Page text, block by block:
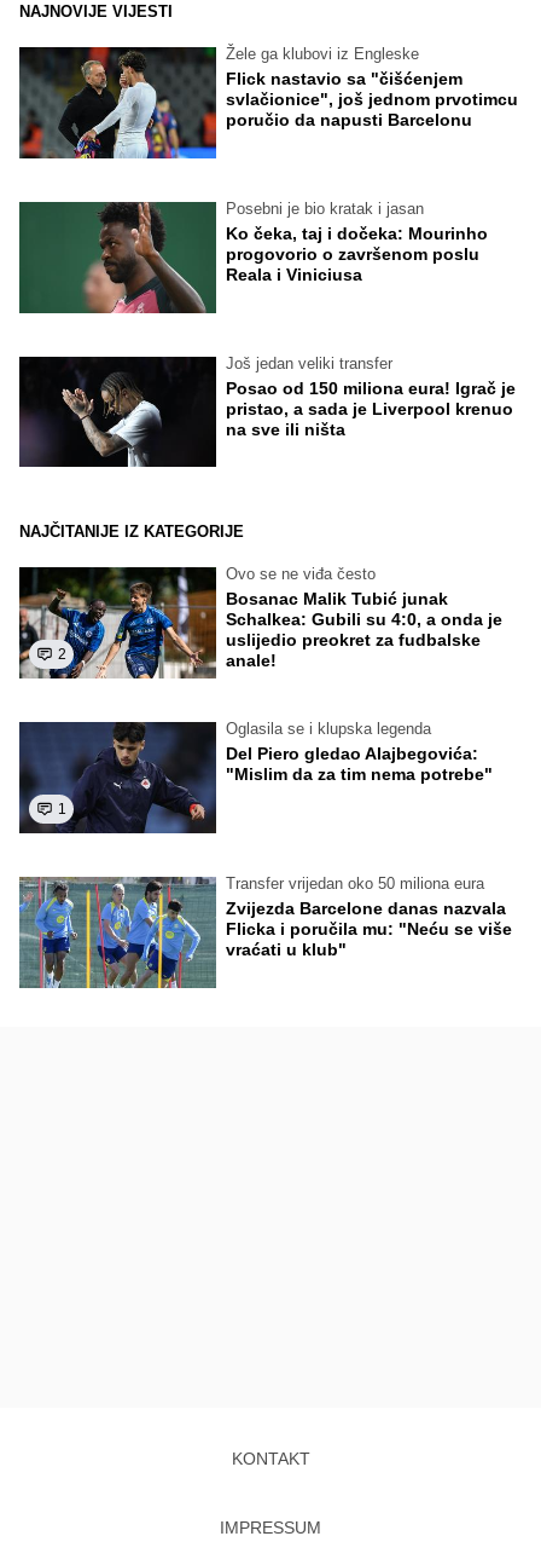
NAJNOVIJE VIJESTI
Žele ga klubovi iz Engleske
Flick nastavio sa "čišćenjem
svlačionice", još jednom prvotimcu
poručio da napusti Barcelonu
Posebni je bio kratak i jasan
Ko čeka, taj i dočeka: Mourinho
progovorio o završenom poslu
Reala i Viniciusa
Još jedan veliki transfer
Posao od 150 miliona eura! Igrač je
pristao, a sada je Liverpool krenuo
na sve ili ništa
NAJČITANIJE IZ KATEGORIJE
2
Ovo se ne viđa često
Bosanac Malik Tubić junak
Schalkea: Gubili su 4:0, a onda je
uslijedio preokret za fudbalske
anale!
1
Oglasila se i klupska legenda
Del Piero gledao Alajbegovića:
"Mislim da za tim nema potrebe"
Transfer vrijedan oko 50 miliona eura
Zvijezda Barcelone danas nazvala
Flicka i poručila mu: "Neću se više
vraćati u klub"
KONTAKT
IMPRESSUM